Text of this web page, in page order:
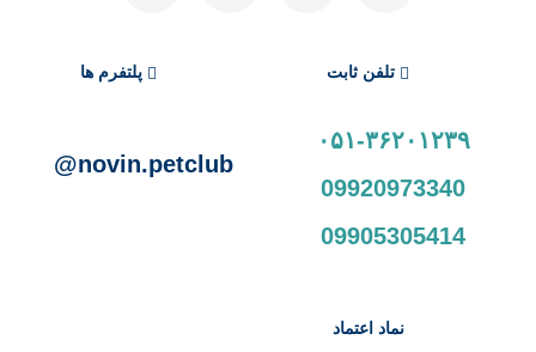
تلفن ثابت
۰۵۱-۳۶۲۰۱۲۳۹
09920973340
09905305414
پلتفرم ها
novin.petclub@
نماد اعتماد